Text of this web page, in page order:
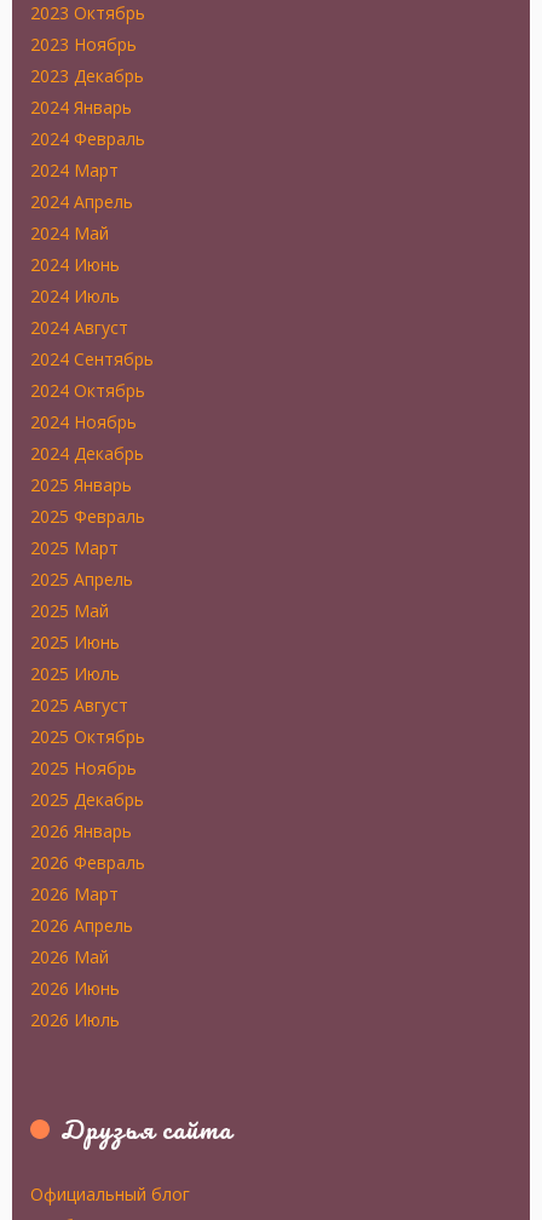
2023 Октябрь
2023 Ноябрь
2023 Декабрь
2024 Январь
2024 Февраль
2024 Март
2024 Апрель
2024 Май
2024 Июнь
2024 Июль
2024 Август
2024 Сентябрь
2024 Октябрь
2024 Ноябрь
2024 Декабрь
2025 Январь
2025 Февраль
2025 Март
2025 Апрель
2025 Май
2025 Июнь
2025 Июль
2025 Август
2025 Октябрь
2025 Ноябрь
2025 Декабрь
2026 Январь
2026 Февраль
2026 Март
2026 Апрель
2026 Май
2026 Июнь
2026 Июль
Друзья сайта
Официальный блог